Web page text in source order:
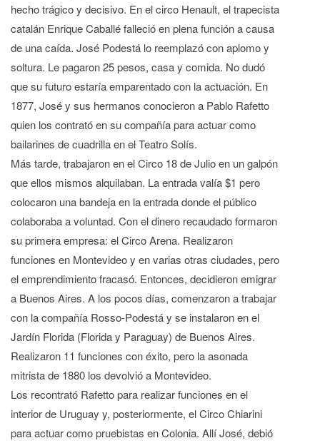
hecho trágico y decisivo. En el circo Henault, el trapecista
catalán Enrique Caballé falleció en plena función a causa
de una caída. José Podestá lo reemplazó con aplomo y
soltura. Le pagaron 25 pesos, casa y comida. No dudó
que su futuro estaría emparentado con la actuación. En
1877, José y sus hermanos conocieron a Pablo Rafetto
quien los contrató en su compañía para actuar como
bailarines de cuadrilla en el Teatro Solís.
Más tarde, trabajaron en el Circo 18 de Julio en un galpón
que ellos mismos alquilaban. La entrada valía $1 pero
colocaron una bandeja en la entrada donde el público
colaboraba a voluntad. Con el dinero recaudado formaron
su primera empresa: el Circo Arena. Realizaron
funciones en Montevideo y en varias otras ciudades, pero
el emprendimiento fracasó. Entonces, decidieron emigrar
a Buenos Aires. A los pocos días, comenzaron a trabajar
con la compañía Rosso-Podestá y se instalaron en el
Jardín Florida (Florida y Paraguay) de Buenos Aires.
Realizaron 11 funciones con éxito, pero la asonada
mitrista de 1880 los devolvió a Montevideo.
Los recontrató Rafetto para realizar funciones en el
interior de Uruguay y, posteriormente, el Circo Chiarini
para actuar como pruebistas en Colonia. Allí José, debió